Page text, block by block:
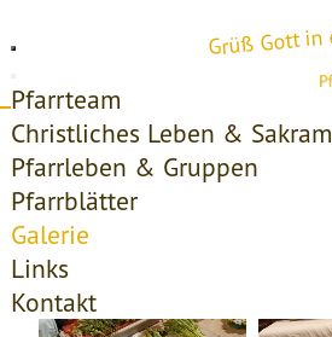
Pfarrteam
Christliches Leben &
Pfarrleben & Gruppen
Pfarrblätter
Galerie
Links
Kontakt
Grüß Gott in
Startseite Galerie Vorbereitungen für